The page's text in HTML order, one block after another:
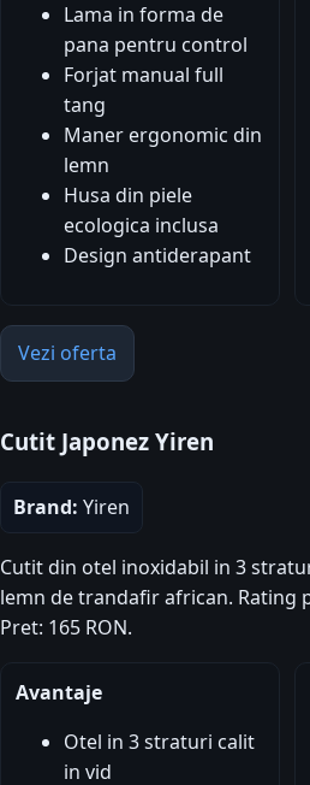
Lama in forma de
pana pentru control
Forjat manual full
tang
Maner ergonomic din
lemn
Husa din piele
ecologica inclusa
Design antiderapant
Vezi oferta
Cutit Japonez Yiren
Brand: Yiren
Cutit din otel inoxidabil in 3
lemn de trandafir african. Rating
Pret: 165 RON.
Avantaje
Otel in 3 straturi calit
in vid